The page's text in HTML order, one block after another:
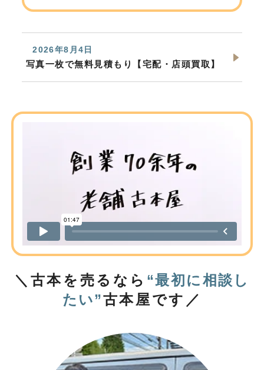
2026年8月4日
写真一枚で無料見積もり【宅配・店頭買取】
＼古本を売るなら “最初に相談し
たい”古本屋です／